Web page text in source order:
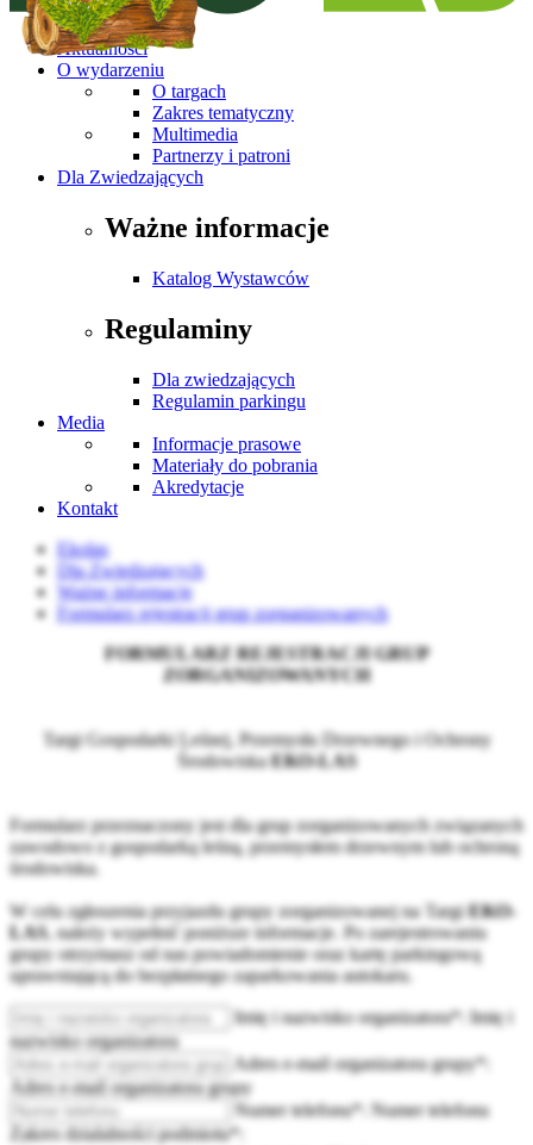
Aktualności
O wydarzeniu
O targach
Zakres tematyczny
Multimedia
Partnerzy i patroni
Dla Zwiedzających
Ważne informacje
Katalog Wystawców
Regulaminy
Dla zwiedzających
Regulamin parkingu
Media
Informacje prasowe
Materiały do pobrania
Akredytacje
Kontakt
Ekolas
Dla Zwiedzających
Ważne informacje
Formularz rejestracji grup zorganizowanych
FORMULARZ REJESTRACJI GRUP
ZORGANIZOWANYCH
Targi Gospodarki Leśnej, Przemysłu Drzewnego i Ochrony
ŚrodowiskaEKO-LAS
Formularz przeznaczony jest dla grup zorganizowanych związanych
zawodowo z gospodarką leśną, przemysłem drzewnym lub ochroną
środowiska.
W celu zgłoszenia przyjazdu grupy zorganizowanej na TargiEKO-
LAS, należy wypełnić poniższe informacje. Po zarejestrowaniu
grupy otrzymasz od nas powiadomienie oraz kartę parkingową
uprawniającą do bezpłatnego zaparkowania autokaru.
Imię i nazwisko organizatora*: Imię i
nazwisko organizatora
Adres e-mail organizatora grupy*:
Adres e-mail organizatora grupy
Numer telefonu*:
Numer telefonu
Zakres dzialalności podmiotu*: